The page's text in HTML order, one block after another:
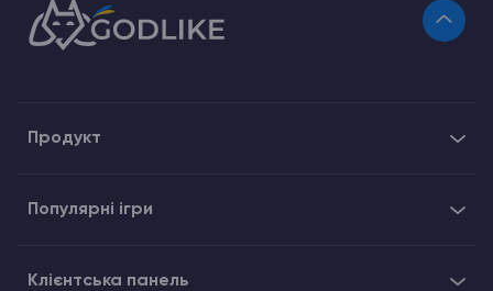
Продукт
Популярні ігри
Клієнтська панель